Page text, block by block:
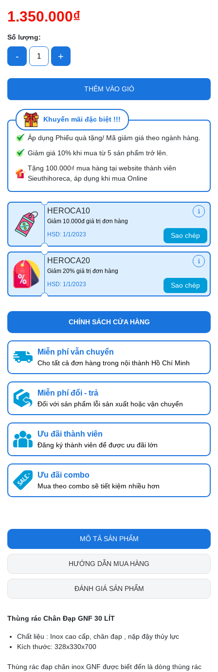
1.350.000₫
Số lượng:
- +
THÊM VÀO GIỎ
Khuyến mãi đặc biệt !!!
Áp dụng Phiếu quà tặng/ Mã giảm giá theo ngành hàng.
Giảm giá 10% khi mua từ 5 sản phẩm trở lên.
Tặng 100.000₫ mua hàng tại website thành viên
Sieuthihoreca, áp dụng khi mua Online
HEROCA10
Giảm 10.000đ giá trị đơn hàng
HSD: 1/1/2023
Sao chép
HEROCA20
Giảm 20% giá trị đơn hàng
HSD: 1/1/2023
Sao chép
CHÍNH SÁCH CỬA HÀNG
Miễn phí vẫn chuyển
Cho tất cả đơn hàng trong nội thành Hồ Chí Minh
Miễn phí đổi - trả
Đối với sản phẩm lỗi sản xuất hoặc vận chuyển
Ưu đãi thành viên
Đăng ký thành viên để được ưu đãi lớn
Ưu đãi combo
Mua theo combo sẽ tiết kiệm nhiều hơn
MÔ TẢ SẢN PHẨM
HƯỚNG DẪN MUA HÀNG
ĐÁNH GIÁ SẢN PHẨM
Thùng rác Chân Đạp GNF 30 LÍT
Chất liệu : Inox cao cấp, chân đạp , nặp đậy thủy lực
Kích thước: 328x330x700
Thùng rác đạp chân inox GNF được biết đến là dòng thùng rác